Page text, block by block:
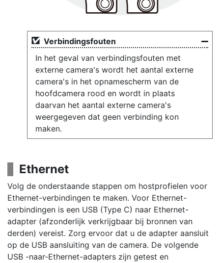
Verbindingsfouten
In het geval van verbindingsfouten met
externe camera's wordt het aantal externe
camera's in het opnamescherm van de
hoofdcamera rood en wordt in plaats
daarvan het aantal externe camera's
weergegeven dat geen verbinding kon
maken.
Ethernet
Volg de onderstaande stappen om hostprofielen voor
Ethernet-verbindingen te maken. Voor Ethernet-
verbindingen is een USB (Type C) naar Ethernet-
adapter (afzonderlijk verkrijgbaar bij bronnen van
derden) vereist. Zorg ervoor dat u de adapter aansluit
op de USB aansluiting van de camera. De volgende
USB -naar-Ethernet-adapters zijn getest en